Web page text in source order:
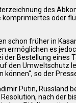
des
komprimiertes oder
schon früher in
ermöglichen es
der Bestellung
den Umweltschutz
so der
Putin, Russland
nach der